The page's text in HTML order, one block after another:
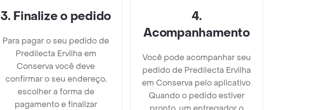
3. Finalize o pedido
Para pagar o seu pedido de
Predilecta Ervilha em
Conserva você deve
confirmar o seu endereço,
escolher a forma de
pagamento e finalizar
4.
Acompanhamento
Você pode acompanhar seu
pedido de Predilecta Ervilha
em Conserva pelo aplicativo.
Quando o pedido estiver